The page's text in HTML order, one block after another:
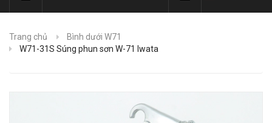
Trang chủ
Bình dưới W71
W71-31S Súng phun sơn W-71 Iwata